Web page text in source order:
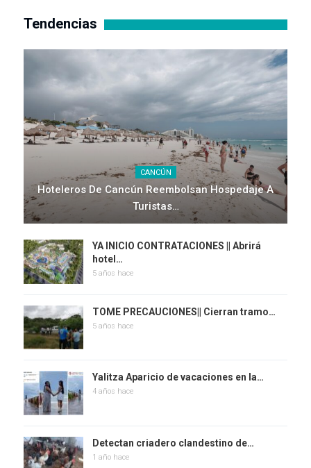
Tendencias
CANCÚN
Hoteleros De Cancún Reembolsan Hospedaje A
Turistas…
YA INICIO CONTRATACIONES || Abrirá
hotel…
5 años hace
TOME PRECAUCIONES|| Cierran tramo…
5 años hace
Yalitza Aparicio de vacaciones en la…
4 años hace
Detectan criadero clandestino de…
1 año hace